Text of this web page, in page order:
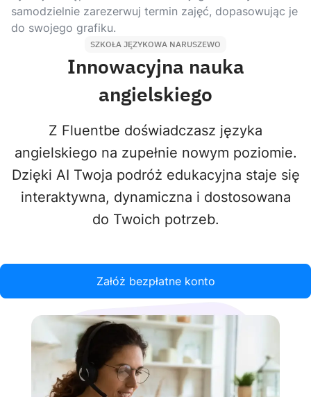
samodzielnie zarezerwuj termin zajęć, dopasowując je
do swojego grafiku.
SZKOŁA JĘZYKOWA NARUSZEWO
Innowacyjna nauka
angielskiego
Z Fluentbe doświadczasz języka
angielskiego na zupełnie nowym poziomie.
Dzięki AI Twoja podróż edukacyjna staje się
interaktywna, dynamiczna i dostosowana
do Twoich potrzeb.
Załóż bezpłatne konto